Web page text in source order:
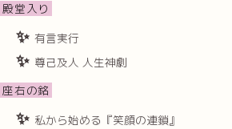
殿堂入り
有言実行
尊己及人 人生神劇
座右の銘
私から始める『笑顔の連鎖』